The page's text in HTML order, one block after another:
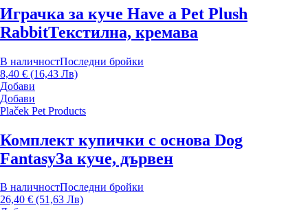
Играчка за куче Have a Pet Plush
RabbitТекстилна, кремава
В наличностПоследни бройки
8,40 € (16,43 Лв)
Добави
Добави
Plaček Pet Products
Комплект купички с основа Dog
FantasyЗа куче, дървен
В наличностПоследни бройки
26,40 € (51,63 Лв)